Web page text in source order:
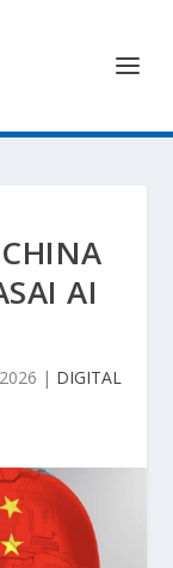
AI
| DIGITAL